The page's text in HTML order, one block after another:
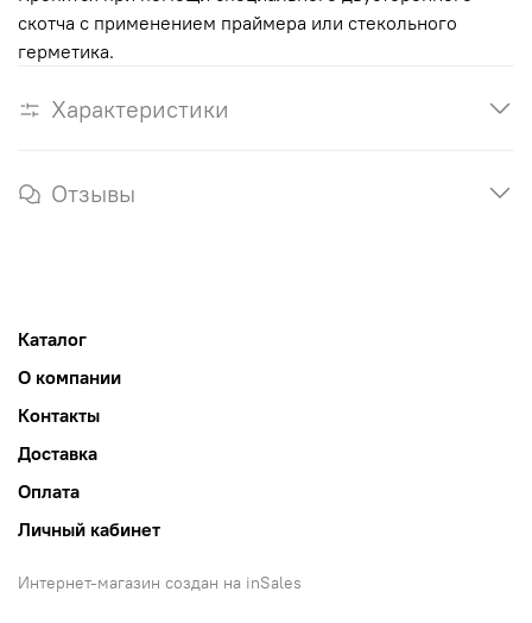
скотча с применением праймера или стекольного
герметика.
Характеристики
Отзывы
Каталог
О компании
Контакты
Доставка
Оплата
Личный кабинет
Интернет-магазин создан на inSales